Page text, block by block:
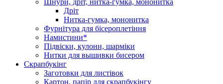
Дріт
Нитка-гумка, мононитка
Фурнітура для бісероплетіння
Намистини*
Підвіски, кулони, шарміки
Нитки для вышивки бисером
Скрапбукінг
Заготовки для листівок
Картон, папір для скрапбукінгу